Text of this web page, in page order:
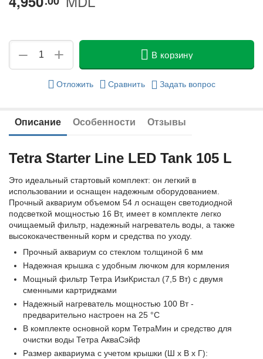
+
− В корзину
Отложить Сравнить Задать вопрос
Описание Особенности Отзывы
Tetra Starter Line LED Tank 105 L
Это идеальный стартовый комплект: он легкий в
использовании и оснащен надежным оборудованием.
Прочный аквариум объемом 54 л оснащен светодиодной
подсветкой мощностью 16 Вт, имеет в комплекте легко
очищаемый фильтр, надежный нагреватель воды, а также
высококачественный корм и средства по уходу.
Прочный аквариум со стеклом толщиной 6 мм
Надежная крышка с удобным лючком для кормления
Мощный фильтр Тетра ИзиКристал (7,5 Вт) с двумя
сменными картриджами
Надежный нагреватель мощностью 100 Вт -
предварительно настроен на 25 °С
В комплекте основной корм ТетраМин и средство для
очистки воды Тетра АкваСэйф
Размер аквариума с учетом крышки (Ш x В x Г):